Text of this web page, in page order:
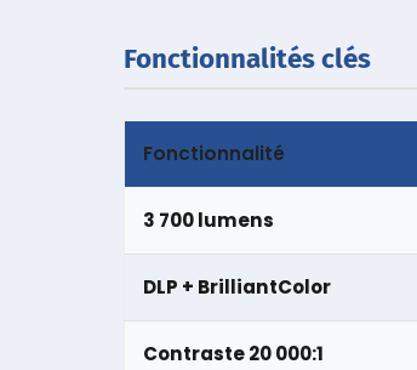
Fonctionnalités clés
Fonctionnalité
3 700 lumens
DLP + BrilliantColor
Contraste 20 000:1